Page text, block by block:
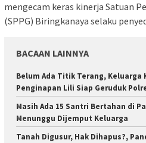
mengecam keras kinerja Satuan
(SPPG) Biringkanaya selaku
BACAAN LAINNYA
Belum Ada Titik Terang, Keluarga
Penginapan Lili Siap Geruduk
Masih Ada 15 Santri Bertahan di
Menunggu Dijemput Keluarga
Tanah Digusur, Hak Dihapus?,